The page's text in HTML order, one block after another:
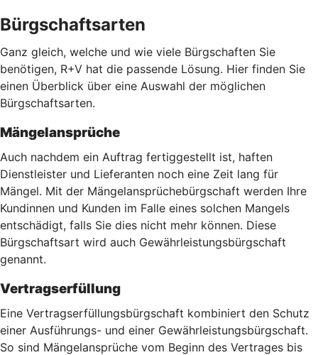
Bürgschaftsarten
Ganz gleich, welche und wie viele Bürgschaften Sie
benötigen, R+V hat die passende Lösung. Hier finden Sie
einen Überblick über eine Auswahl der möglichen
Bürgschaftsarten.
Mängelansprüche
Auch nachdem ein Auftrag fertiggestellt ist, haften
Dienstleister und Lieferanten noch eine Zeit lang für
Mängel. Mit der Mängelansprüchebürgschaft werden Ihre
Kundinnen und Kunden im Falle eines solchen Mangels
entschädigt, falls Sie dies nicht mehr können. Diese
Bürgschaftsart wird auch Gewährleistungsbürgschaft
genannt.
Vertragserfüllung
Eine Vertragserfüllungsbürgschaft kombiniert den Schutz
einer Ausführungs- und einer Gewährleistungsbürgschaft.
So sind Mängelansprüche vom Beginn des Vertrages bis